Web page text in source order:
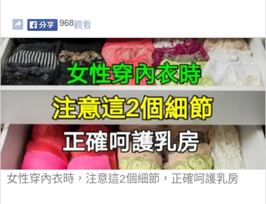
968觀看
女性穿內衣時，注意這2個細節，正確呵護乳房